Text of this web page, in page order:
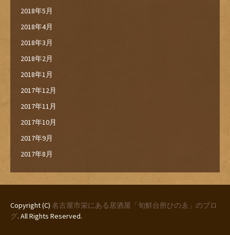
2018年5月
2018年4月
2018年3月
2018年2月
2018年1月
2017年12月
2017年11月
2017年10月
2017年9月
2017年8月
Copyright (C) 名古屋市栄にある居酒屋「旬鮮台所ひのゑ」のブロ
グ. All Rights Reserved.